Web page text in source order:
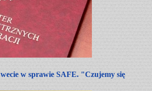
w sprawie SAFE. "Czujemy się